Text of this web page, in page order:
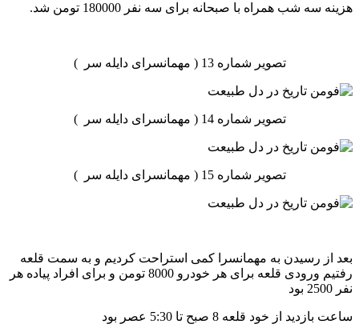
هزینه سه شب همراه با صبحانه برای سه نفر 180000 تومن شد.
تصویر شماره 13 ( مهمانسرای دایله سر )
تصویر شماره 14 ( مهمانسرای دایله سر )
تصویر شماره 15 ( مهمانسرای دایله سر )
بعد از رسیدن به مهمانسرا کمی استراحت کردیم و به سمت قلعه
رفتیم ورودی قلعه برای هر خودرو 8000 تومن و برای افراد پیاده هر
نفر 2500 بود
ساعت بازدید از خود قلعه 8 صبح تا 5:30 عصر بود